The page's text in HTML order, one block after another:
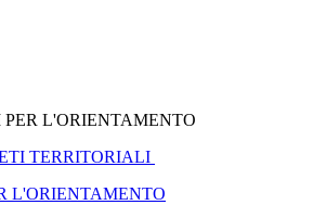
L'ORIENTAMENTO
TERRITORIALI
L'ORIENTAMENTO